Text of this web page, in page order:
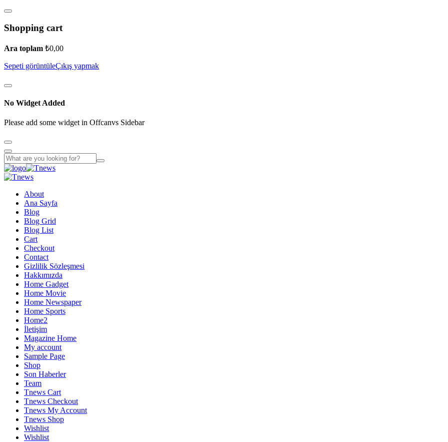
Shopping cart
Ara toplam ₺0,00
Sepeti görüntüleÇıkış yapmak
No Widget Added
Please add some widget in Offcanvs Sidebar
About
Ana Sayfa
Blog
Blog Grid
Blog List
Cart
Checkout
Contact
Gizlilik Sözleşmesi
Hakkımızda
Home Gadget
Home Movie
Home Newspaper
Home Sports
Home2
İletişim
Magazine Home
My account
Sample Page
Shop
Son Haberler
Team
Tnews Cart
Tnews Checkout
Tnews My Account
Tnews Shop
Wishlist
Wishlist